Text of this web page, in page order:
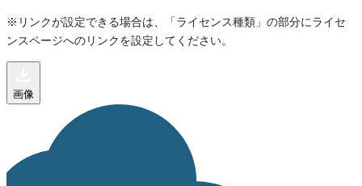
※リンクが設定できる場合は、「ライセンス種類」の部分にライセ
ンスページへのリンクを設定してください。
画像